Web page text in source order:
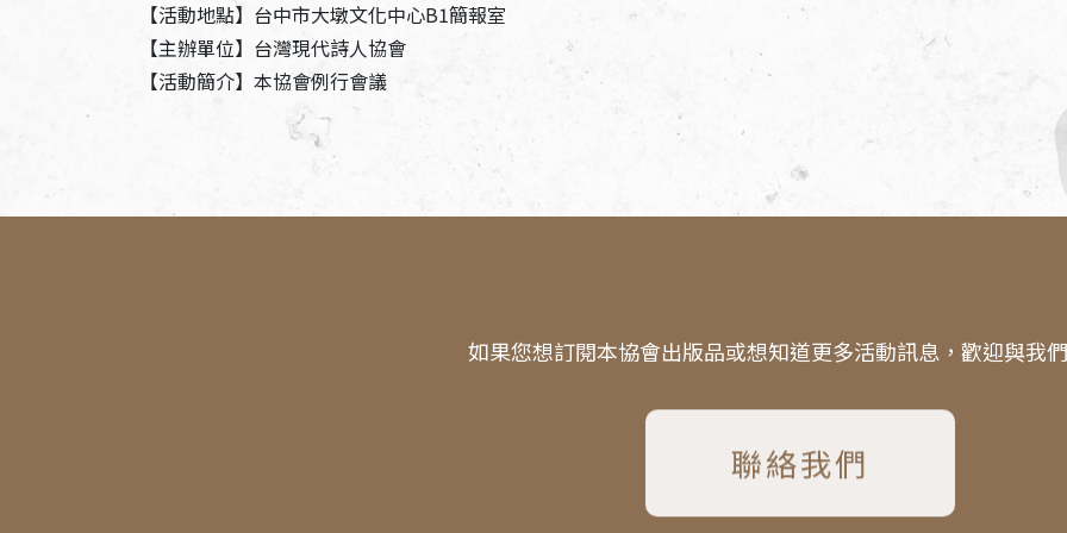
【活動地點】台中市大墩文化中心B1簡報室
【主辦單位】台灣現代詩人協會
【活動簡介】本協會例行會議
如果您想訂閱本協會出版品或想知道更多活動訊息，歡迎與我
聯絡我們